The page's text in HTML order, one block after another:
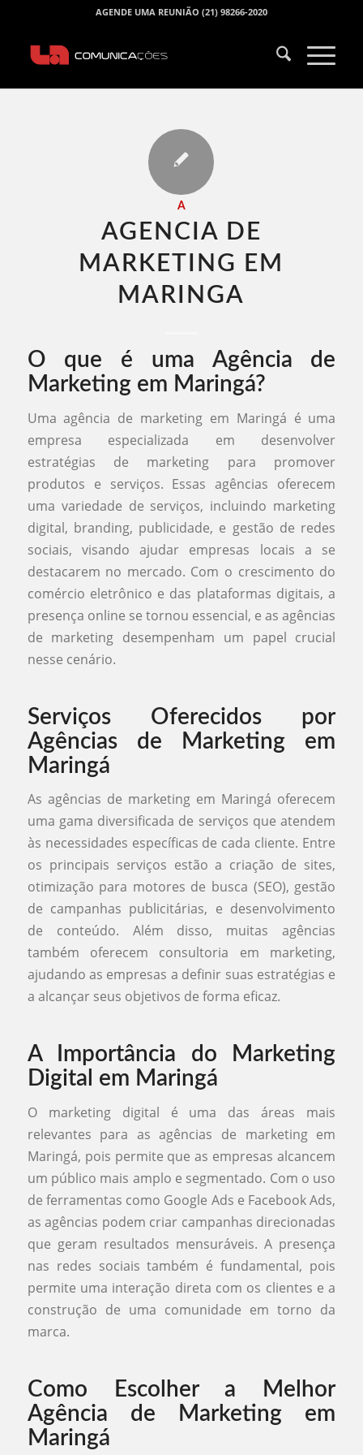
AGENDE UMA REUNIÃO (21) 98266-2020
A
AGENCIA DE
MARKETING EM
MARINGA​
O que é uma Agência de
Marketing em Maringá?
Uma agência de marketing em Maringá é uma
empresa especializada em desenvolver
estratégias de marketing para promover
produtos e serviços. Essas agências oferecem
uma variedade de serviços, incluindo marketing
digital, branding, publicidade, e gestão de redes
sociais, visando ajudar empresas locais a se
destacarem no mercado. Com o crescimento do
comércio eletrônico e das plataformas digitais, a
presença online se tornou essencial, e as agências
de marketing desempenham um papel crucial
nesse cenário.
Serviços Oferecidos por
Agências de Marketing em
Maringá
As agências de marketing em Maringá oferecem
uma gama diversificada de serviços que atendem
às necessidades específicas de cada cliente. Entre
os principais serviços estão a criação de sites,
otimização para motores de busca (SEO), gestão
de campanhas publicitárias, e desenvolvimento
de conteúdo. Além disso, muitas agências
também oferecem consultoria em marketing,
ajudando as empresas a definir suas estratégias e
a alcançar seus objetivos de forma eficaz.
A Importância do Marketing
Digital em Maringá
O marketing digital é uma das áreas mais
relevantes para as agências de marketing em
Maringá, pois permite que as empresas alcancem
um público mais amplo e segmentado. Com o uso
de ferramentas como Google Ads e Facebook Ads,
as agências podem criar campanhas direcionadas
que geram resultados mensuráveis. A presença
nas redes sociais também é fundamental, pois
permite uma interação direta com os clientes e a
construção de uma comunidade em torno da
marca.
Como Escolher a Melhor
Agência de Marketing em
Maringá